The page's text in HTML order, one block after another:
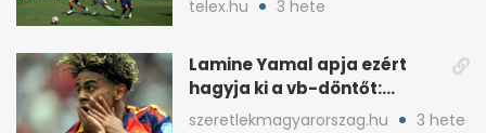
telex.hu 3 hete
Lamine Yamal apja ezért
hagyja ki a vb-döntőt:
otthonról szurkol
szeretlekmagyarorszag.hu 3 hete